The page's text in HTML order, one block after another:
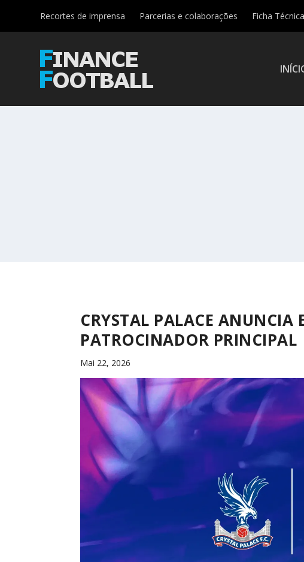
Recortes de imprensa Parcerias e colaborações Ficha Técnica
CRYSTAL PALACE ANUNCIA
PATROCINADOR PRINCIPAL
Mai 22, 2026